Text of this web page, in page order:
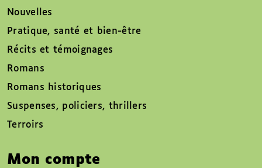
Nouvelles
Pratique, santé et bien-être
Récits et témoignages
Romans
Romans historiques
Suspenses, policiers, thrillers
Terroirs
Mon compte